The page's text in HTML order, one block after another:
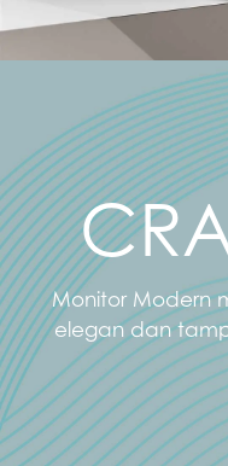
Monitor Modern
elegan dan